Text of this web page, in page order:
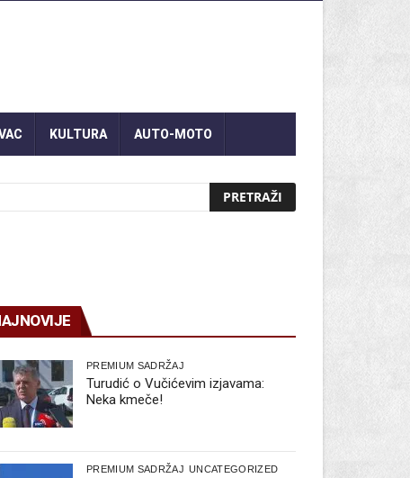
KULTURA AUTO-MOTO
PREMIUM SADRŽAJ
Turudić o Vučićevim izjavama:
Neka kmeče!
PREMIUM SADRŽAJ UNCATEGORIZED